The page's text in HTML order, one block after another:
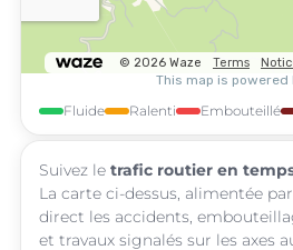
Fluide Ralenti Embouteillé
Suivez le trafic routier en
La carte ci-dessus, alimentée
direct les accidents,
et travaux signalés sur les axes